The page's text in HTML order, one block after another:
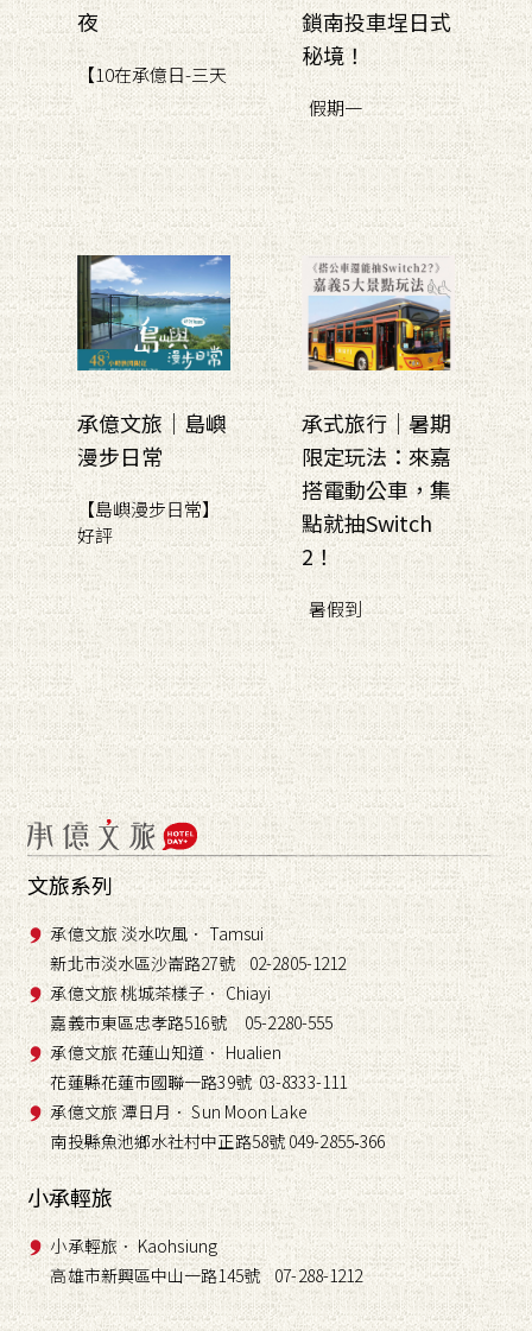
夜
【10在承億日-三天
鎖南投車埕日式
秘境！
假期一
承億文旅｜島嶼
漫步日常
【島嶼漫步日常】
好評
承式旅行｜暑期
限定玩法：來嘉
搭電動公車，集
點就抽Switch
2！
暑假到
文旅系列
承億文旅 淡水吹風． Tamsui
新北市淡水區沙崙路27號 02-2805-1212
承億文旅 桃城茶樣子． Chiayi
嘉義市東區忠孝路516號 05-2280-555
承億文旅 花蓮山知道． Hualien
花蓮縣花蓮市國聯一路39號 03-8333-111
承億文旅 潭日月． Sun Moon Lake
南投縣魚池鄉水社村中正路58號 049-2855-366
小承輕旅
小承輕旅． Kaohsiung
高雄市新興區中山一路145號 07-288-1212